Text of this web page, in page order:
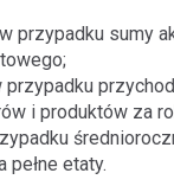
przypadku sumy
przypadku
i produktów za
pełne etaty.